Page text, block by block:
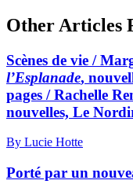
Other Articles
Scènes de vie /
l’Esplanade,
pages / Rachelle
nouvelles, Le
By Lucie Hotte
Porté par un